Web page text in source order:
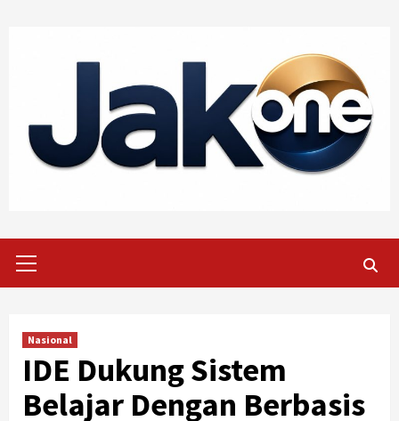
Menu
Nasional
IDE Dukung Sistem
Belajar Dengan Berbasis